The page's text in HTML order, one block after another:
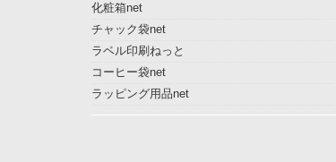
化粧箱net
チャック袋net
ラベル印刷ねっと
コーヒー袋net
ラッピング用品net